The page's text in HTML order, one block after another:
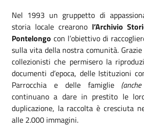
Nel 1993 un gruppetto di
storia locale crearono l’Archivio
Pontelongo con l’obiettivo di
sulla vita della nostra comunità.
collezionisti che permisero la
documenti d’epoca, delle Istituzioni
Parrocchia e delle famiglie
continuano a dare in prestito le
duplicazione, la raccolta è cresciuta
alle 2.000 immagini.